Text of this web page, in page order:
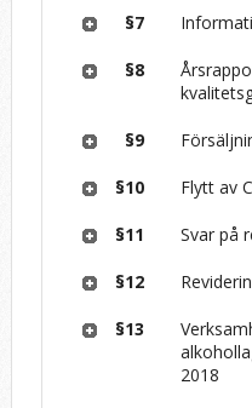
§7
§8
§9
§10 Flytt av
§11 Svar på
§12
§13
2018